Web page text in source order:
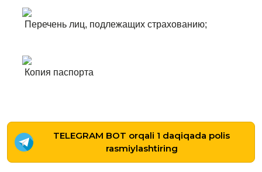
Перечень лиц, подлежащих страхованию;
Копия паспорта
TELEGRAM BOT orqali 1 daqiqada polis
rasmiylashtiring